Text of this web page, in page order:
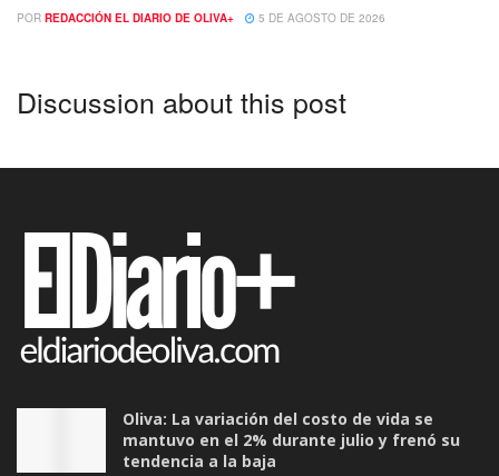
POR REDACCIÓN EL DIARIO DE OLIVA+ 5 DE AGOSTO DE 2026
Discussion about this post
Oliva: La variación del costo de vida se
mantuvo en el 2% durante julio y frenó su
tendencia a la baja